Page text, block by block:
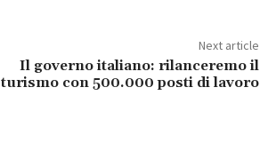
Next article
Il governo italiano: rilanceremo il
turismo con 500.000 posti di lavoro